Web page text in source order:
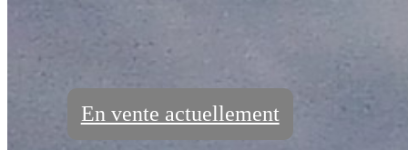
En vente actuellement